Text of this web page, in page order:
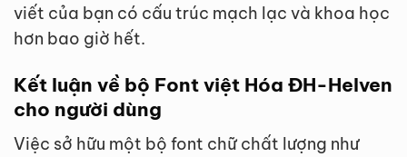
viết của bạn có cấu trúc mạch lạc và khoa học
hơn bao giờ hết.
Kết luận về bộ Font việt Hóa ĐH-Helven
cho người dùng
Việc sở hữu một bộ font chữ chất lượng như